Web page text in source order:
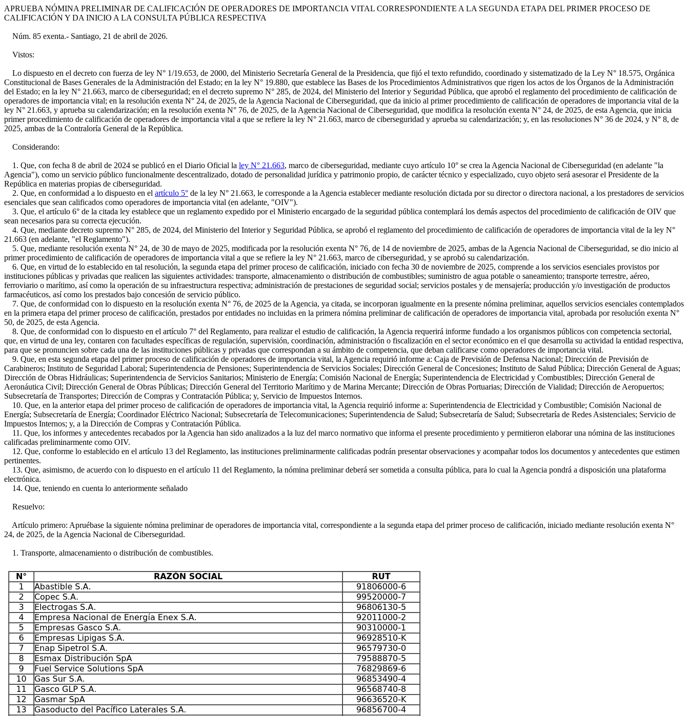
APRUEBA NÓMINA PRELIMINAR DE CALIFICACIÓN DE OPERADORES DE IMPORTANCIA VITAL CORRESPONDIENTE A LA SEGUNDA ETAPA DEL PRIMER PROCESO DE
CALIFICACIÓN Y DA INICIO A LA CONSULTA PÚBLICA RESPECTIVA
Núm. 85 exenta.- Santiago, 21 de abril de 2026.
Vistos:
Lo dispuesto en el decreto con fuerza de ley N° 1/19.653, de 2000, del Ministerio Secretaría General de la Presidencia, que fijó el texto refundido, coordinado y sistematizado de la Ley N° 18.575, Orgánica
Constitucional de Bases Generales de la Administración del Estado; en la ley N° 19.880, que establece las Bases de los Procedimientos Administrativos que rigen los actos de los Órganos de la Administración
del Estado; en la ley N° 21.663, marco de ciberseguridad; en el decreto supremo N° 285, de 2024, del Ministerio del Interior y Seguridad Pública, que aprobó el reglamento del procedimiento de calificación de
operadores de importancia vital; en la resolución exenta N° 24, de 2025, de la Agencia Nacional de Ciberseguridad, que da inicio al primer procedimiento de calificación de operadores de importancia vital de la
ley N° 21.663, y aprueba su calendarización; en la resolución exenta N° 76, de 2025, de la Agencia Nacional de Ciberseguridad, que modifica la resolución exenta N° 24, de 2025, de esta Agencia, que inicia
primer procedimiento de calificación de operadores de importancia vital a que se refiere la ley N° 21.663, marco de ciberseguridad y aprueba su calendarización; y, en las resoluciones N° 36 de 2024, y N° 8, de
2025, ambas de la Contraloría General de la República.
Considerando:
1. Que, con fecha 8 de abril de 2024 se publicó en el Diario Oficial la ley N° 21.663, marco de ciberseguridad, mediante cuyo artículo 10° se crea la Agencia Nacional de Ciberseguridad (en adelante "la
Agencia"), como un servicio público funcionalmente descentralizado, dotado de personalidad jurídica y patrimonio propio, de carácter técnico y especializado, cuyo objeto será asesorar el Presidente de la
República en materias propias de ciberseguridad.
2. Que, en conformidad a lo dispuesto en el artículo 5° de la ley N° 21.663, le corresponde a la Agencia establecer mediante resolución dictada por su director o directora nacional, a los prestadores de servicios
esenciales que sean calificados como operadores de importancia vital (en adelante, "OIV").
3. Que, el artículo 6° de la citada ley establece que un reglamento expedido por el Ministerio encargado de la seguridad pública contemplará los demás aspectos del procedimiento de calificación de OIV que
sean necesarios para su correcta ejecución.
4. Que, mediante decreto supremo N° 285, de 2024, del Ministerio del Interior y Seguridad Pública, se aprobó el reglamento del procedimiento de calificación de operadores de importancia vital de la ley N°
21.663 (en adelante, "el Reglamento").
5. Que, mediante resolución exenta N° 24, de 30 de mayo de 2025, modificada por la resolución exenta N° 76, de 14 de noviembre de 2025, ambas de la Agencia Nacional de Ciberseguridad, se dio inicio al
primer procedimiento de calificación de operadores de importancia vital a que se refiere la ley N° 21.663, marco de ciberseguridad, y se aprobó su calendarización.
6. Que, en virtud de lo establecido en tal resolución, la segunda etapa del primer proceso de calificación, iniciado con fecha 30 de noviembre de 2025, comprende a los servicios esenciales provistos por
instituciones públicas y privadas que realicen las siguientes actividades: transporte, almacenamiento o distribución de combustibles; suministro de agua potable o saneamiento; transporte terrestre, aéreo,
ferroviario o marítimo, así como la operación de su infraestructura respectiva; administración de prestaciones de seguridad social; servicios postales y de mensajería; producción y/o investigación de productos
farmacéuticos, así como los prestados bajo concesión de servicio público.
7. Que, de conformidad con lo dispuesto en la resolución exenta N° 76, de 2025 de la Agencia, ya citada, se incorporan igualmente en la presente nómina preliminar, aquellos servicios esenciales contemplados
en la primera etapa del primer proceso de calificación, prestados por entidades no incluidas en la primera nómina preliminar de calificación de operadores de importancia vital, aprobada por resolución exenta N°
50, de 2025, de esta Agencia.
8. Que, de conformidad con lo dispuesto en el artículo 7° del Reglamento, para realizar el estudio de calificación, la Agencia requerirá informe fundado a los organismos públicos con competencia sectorial,
que, en virtud de una ley, contaren con facultades específicas de regulación, supervisión, coordinación, administración o fiscalización en el sector económico en el que desarrolla su actividad la entidad respectiva,
para que se pronuncien sobre cada una de las instituciones públicas y privadas que correspondan a su ámbito de competencia, que deban calificarse como operadores de importancia vital.
9. Que, en esta segunda etapa del primer proceso de calificación de operadores de importancia vital, la Agencia requirió informe a: Caja de Previsión de Defensa Nacional; Dirección de Previsión de
Carabineros; Instituto de Seguridad Laboral; Superintendencia de Pensiones; Superintendencia de Servicios Sociales; Dirección General de Concesiones; Instituto de Salud Pública; Dirección General de Aguas;
Dirección de Obras Hidráulicas; Superintendencia de Servicios Sanitarios; Ministerio de Energía; Comisión Nacional de Energía; Superintendencia de Electricidad y Combustibles; Dirección General de
Aeronáutica Civil; Dirección General de Obras Públicas; Dirección General del Territorio Marítimo y de Marina Mercante; Dirección de Obras Portuarias; Dirección de Vialidad; Dirección de Aeropuertos;
Subsecretaría de Transportes; Dirección de Compras y Contratación Pública; y, Servicio de Impuestos Internos.
10. Que, en la anterior etapa del primer proceso de calificación de operadores de importancia vital, la Agencia requirió informe a: Superintendencia de Electricidad y Combustible; Comisión Nacional de
Energía; Subsecretaría de Energía; Coordinador Eléctrico Nacional; Subsecretaría de Telecomunicaciones; Superintendencia de Salud; Subsecretaría de Salud; Subsecretaría de Redes Asistenciales; Servicio de
Impuestos Internos; y, a la Dirección de Compras y Contratación Pública.
11. Que, los informes y antecedentes recabados por la Agencia han sido analizados a la luz del marco normativo que informa el presente procedimiento y permitieron elaborar una nómina de las instituciones
calificadas preliminarmente como OIV.
12. Que, conforme lo establecido en el artículo 13 del Reglamento, las instituciones preliminarmente calificadas podrán presentar observaciones y acompañar todos los documentos y antecedentes que estimen
pertinentes.
13. Que, asimismo, de acuerdo con lo dispuesto en el artículo 11 del Reglamento, la nómina preliminar deberá ser sometida a consulta pública, para lo cual la Agencia pondrá a disposición una plataforma
electrónica.
14. Que, teniendo en cuenta lo anteriormente señalado
Resuelvo:
Artículo primero: Apruébase la siguiente nómina preliminar de operadores de importancia vital, correspondiente a la segunda etapa del primer proceso de calificación, iniciado mediante resolución exenta N°
24, de 2025, de la Agencia Nacional de Ciberseguridad.
1. Transporte, almacenamiento o distribución de combustibles.